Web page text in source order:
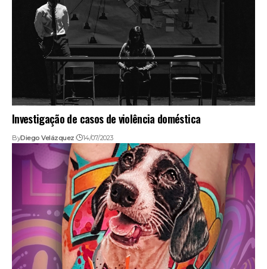
Investigação de casos de violência doméstica
ByDiego Velázquez 14/07/2023